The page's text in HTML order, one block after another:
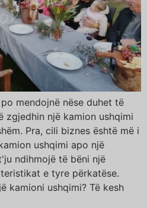
mendojnë nëse duhet të
zgjedhin një kamion ushqimi
Pra, cili biznes është më i
ushqimi apo një
ndihmojë të bëni një
e tyre përkatëse.
kamioni ushqimi? Të kesh